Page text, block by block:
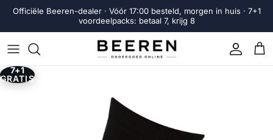
Ga naar inhoud
Officiële Beeren-dealer · Vóór 17:00 besteld, morgen in huis · 7+1
voordeelpacks: betaal 7, krijg 8
Account
Ga direct naar productinformatie
7+1
GRATIS